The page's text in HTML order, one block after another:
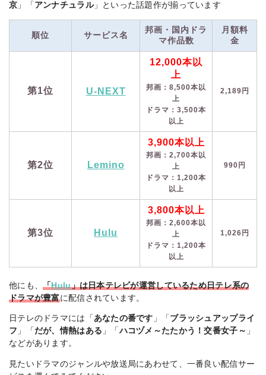
京 」「 アンナチュラル」といった話題作が揃っています
順位 サービス名
邦画・国内ドラ
マ作品数
月額料
金
第1位 U-NEXT
12,000本以
上
邦画：8,500本以
上
ドラマ：3,500本
以上
2,189円
第2位 Lemino
3,900本以上
邦画：2,700本以
上
ドラマ：1,200本
以上
990円
第3位 Hulu
3,800本以上
邦画：2,600本以
上
ドラマ：1,200本
以上
1,026円
他にも、「Hulu」は日本テレビが運営しているため日テレ系の
ドラマが豊富に配信されています。
日テレのドラマには「 あなたの番です 」「 ブラッシュアップライ
フ 」「 だが、情熱はある 」「ハコヅメ～たたかう！交番女子～ 」
などがあります。
見たいドラマのジャンルや放送局にあわせて、一番良い配信サー